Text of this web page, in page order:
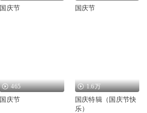
国庆节 国庆节
465
国庆节
1.6万
国庆特辑（国庆节快
乐）